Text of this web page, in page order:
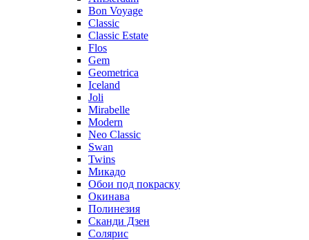
Bon Voyage
Classic
Classic Estate
Flos
Gem
Geometrica
Iceland
Joli
Mirabelle
Modern
Neo Classic
Swan
Twins
Микадо
Обои под покраску
Окинава
Полинезия
Сканди Дзен
Солярис